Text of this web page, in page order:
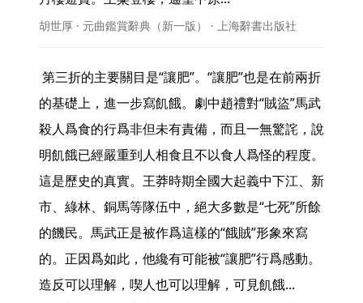
胡世厚 · 元曲鑑賞辭典（新一版） · 上海辭書出版社
的基礎上，進一步寫飢餓。劇中趙禮對“賊盜”馬武
殺人爲食的行爲非但未有責備，而且一無驚詫，說
明飢餓已經嚴重到人相食且不以食人爲怪的程度。
這是歷史的真實。王莽時期全國大起義中下江、新
市、綠林、銅馬等隊伍中，絕大多數是“七死”所餘
的饑民。馬武正是被作爲這樣的“餓賊”形象來寫
的。正因爲如此，他纔有可能被“讓肥”行爲感動。
造反可以理解，喫人也可以理解，可見飢餓...